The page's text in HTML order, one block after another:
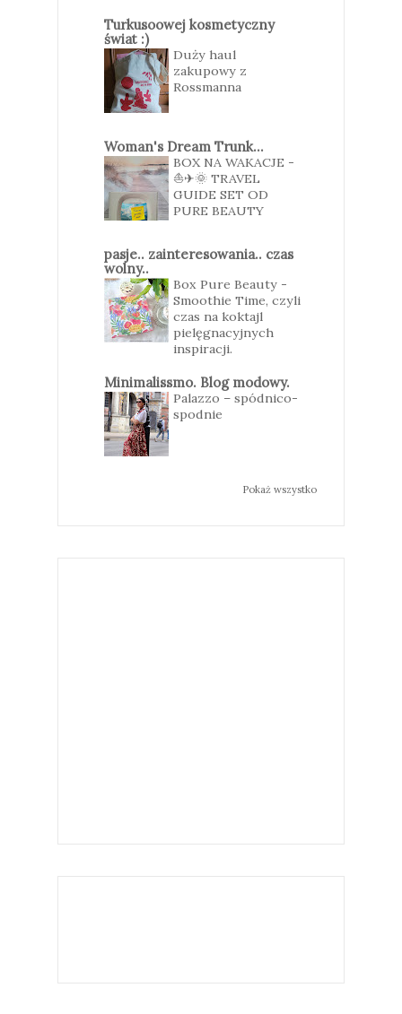
Turkusoowej kosmetyczny
świat :)
Duży haul
zakupowy z
Rossmanna
Woman's Dream Trunk...
BOX NA WAKACJE -
⛵✈🌞 TRAVEL
GUIDE SET OD
PURE BEAUTY
pasje.. zainteresowania.. czas
wolny..
Box Pure Beauty -
Smoothie Time, czyli
czas na koktajl
pielęgnacyjnych
inspiracji.
Minimalissmo. Blog modowy.
Palazzo – spódnico-
spodnie
Pokaż wszystko